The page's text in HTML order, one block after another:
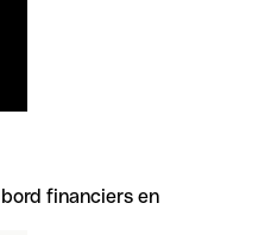
financiers en